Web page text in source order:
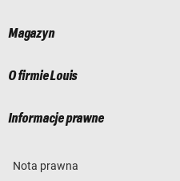
Magazyn
O firmie Louis
Informacje prawne
Nota prawna